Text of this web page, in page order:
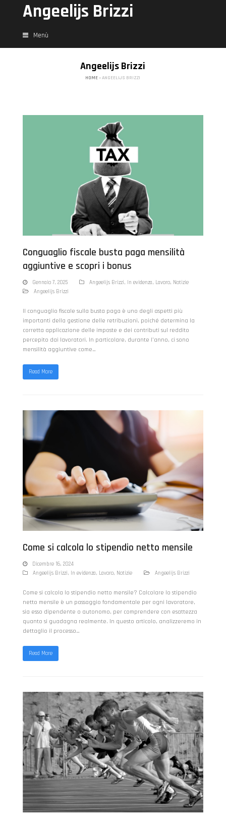
Angeelijs Brizzi
Menù
Angeelijs Brizzi
HOME »ANGEELIJS BRIZZI
Conguaglio fiscale busta paga mensilità
aggiuntive e scopri i bonus
Gennaio 7, 2025 Angeelijs Brizzi, In evidenza, Lavoro, Notizie
Angeelijs Brizzi
Il conguaglio fiscale sulla busta paga è uno degli aspetti più
importanti della gestione delle retribuzioni, poiché determina la
corretta applicazione delle imposte e dei contributi sul reddito
percepito dai lavoratori. In particolare, durante l’anno, ci sono
mensilità aggiuntive come…
Read More
Come si calcola lo stipendio netto mensile
Dicembre 16, 2024
Angeelijs Brizzi, In evidenza, Lavoro, Notizie Angeelijs Brizzi
Come si calcola lo stipendio netto mensile? Calcolare lo stipendio
netto mensile è un passaggio fondamentale per ogni lavoratore,
sia esso dipendente o autonomo, per comprendere con esattezza
quanto si guadagna realmente. In questo articolo, analizzeremo in
dettaglio il processo…
Read More